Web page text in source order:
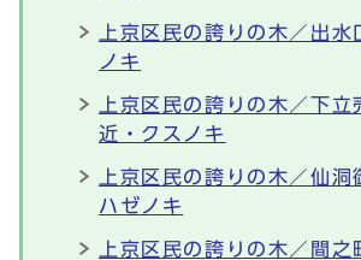
上京区民の誇りの木／出水
ノキ
上京区民の誇りの木／下立
近・クスノキ
上京区民の誇りの木／仙洞
ハゼノキ
上京区民の誇りの木／間之